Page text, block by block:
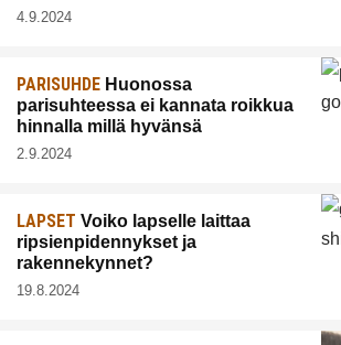
4.9.2024
PARISUHDE Huonossa
parisuhteessa ei kannata roikkua
hinnalla millä hyvänsä
2.9.2024
LAPSET Voiko lapselle laittaa
ripsienpidennykset ja
rakennekynnet?
19.8.2024